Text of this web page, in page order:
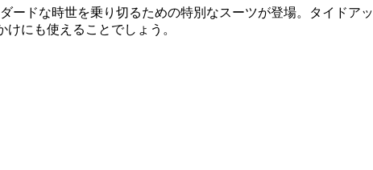
ードな時世を乗り切るための特別なスーツが登場。タイドア
にも使えることでしょう。